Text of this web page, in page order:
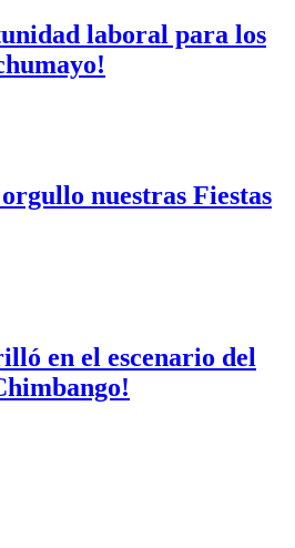
laboral para los
nuestras Fiestas
en el escenario del